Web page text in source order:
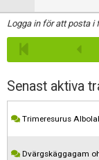
Logga in för att posta i
Senast aktiva
Trimeresurus
Dvärgskäggagam